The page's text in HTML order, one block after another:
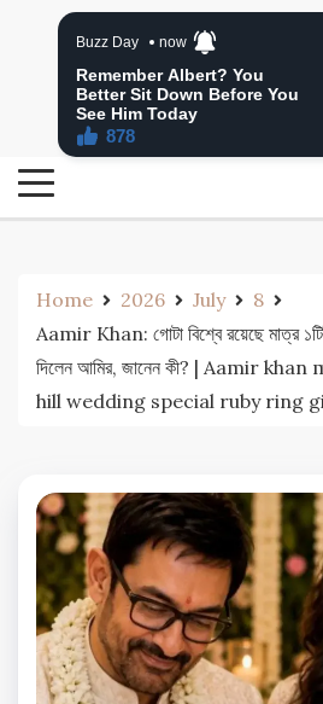
24 Ghanta Bangla
24 Ghanta Bengali News
Home 2026 July
8
Aamir Khan: গোটা বিশ্বে রয়েছে মাত্র
দিলেন আমির, জানেন কী? | Aamir
hill wedding special ruby ring